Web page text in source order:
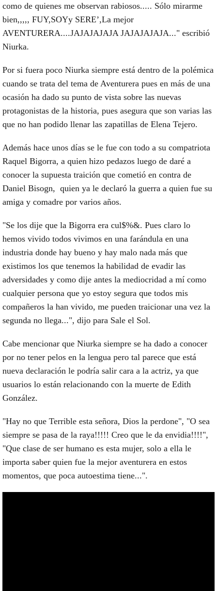
como de quienes me observan rabiosos..... Sólo mirarme
bien,,,,, FUY,SOYy SERE’,La mejor
AVENTURERA....JAJAJAJAJA JAJAJAJAJA..." escribió
Niurka.
Por si fuera poco Niurka siempre está dentro de la polémica
cuando se trata del tema de Aventurera pues en más de una
ocasión ha dado su punto de vista sobre las nuevas
protagonistas de la historia, pues asegura que son varias las
que no han podido llenar las zapatillas de Elena Tejero.
Además hace unos días se le fue con todo a su compatriota
Raquel Bigorra, a quien hizo pedazos luego de daré a
conocer la supuesta traición que cometió en contra de
Daniel Bisogn, quien ya le declaró la guerra a quien fue su
amiga y comadre por varios años.
"Se los dije que la Bigorra era cul$%&. Pues claro lo
hemos vivido todos vivimos en una farándula en una
industria donde hay bueno y hay malo nada más que
existimos los que tenemos la habilidad de evadir las
adversidades y como dije antes la mediocridad a mí como
cualquier persona que yo estoy segura que todos mis
compañeros la han vivido, me pueden traicionar una vez la
segunda no llega...", dijo para Sale el Sol.
Cabe mencionar que Niurka siempre se ha dado a conocer
por no tener pelos en la lengua pero tal parece que está
nueva declaración le podría salir cara a la actriz, ya que
usuarios lo están relacionando con la muerte de Edith
González.
"Hay no que Terrible esta señora, Dios la perdone", "O sea
siempre se pasa de la raya!!!!! Creo que le da envidia!!!!",
"Que clase de ser humano es esta mujer, solo a ella le
importa saber quien fue la mejor aventurera en estos
momentos, que poca autoestima tiene...".